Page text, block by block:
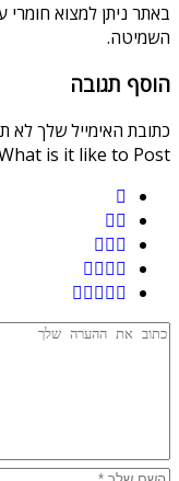
באתר ניתן למצוא חומרי
השמיטה.
הוסף תגובה
כתובת האימייל שלך לא
is it like to Post?